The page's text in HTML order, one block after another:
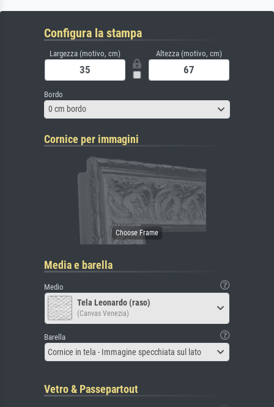
Configura la stampa
Largezza (motivo, cm) Altezza (motivo, cm)
Bordo
0 cm bordo
Cornice per immagini
Media e barella
Medio
Tela Leonardo (raso)
(Canvas Venezia)
Barella
Cornice in tela - Immagine specchiata sul lato
Vetro & Passepartout